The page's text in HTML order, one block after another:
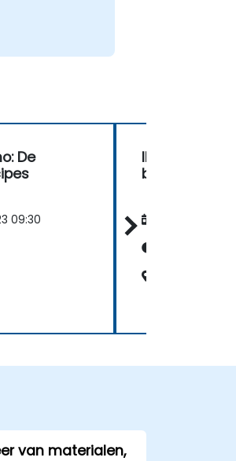
De
09:30
IBM Maximo:
van materialen,